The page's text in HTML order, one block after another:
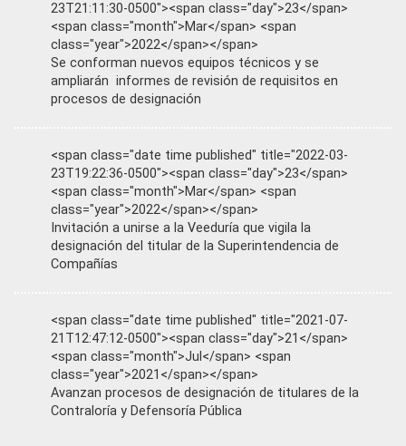
23T21:11:30-0500"><span class="day">23</span>
<span class="month">Mar</span> <span
class="year">2022</span></span>
Se conforman nuevos equipos técnicos y se
ampliarán informes de revisión de requisitos en
procesos de designación
<span class="date time published" title="2022-03-
23T19:22:36-0500"><span class="day">23</span>
<span class="month">Mar</span> <span
class="year">2022</span></span>
Invitación a unirse a la Veeduría que vigila la
designación del titular de la Superintendencia de
Compañías
<span class="date time published" title="2021-07-
21T12:47:12-0500"><span class="day">21</span>
<span class="month">Jul</span> <span
class="year">2021</span></span>
Avanzan procesos de designación de titulares de la
Contraloría y Defensoría Pública